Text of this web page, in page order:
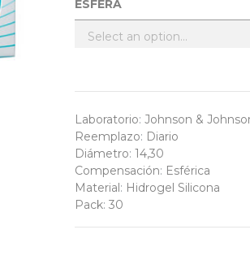
ESFERA
Laboratorio: Johnson &
Reemplazo: Diario
Diámetro: 14,30
Compensación: Esférica
Material: Hidrogel Silicona
Pack: 30